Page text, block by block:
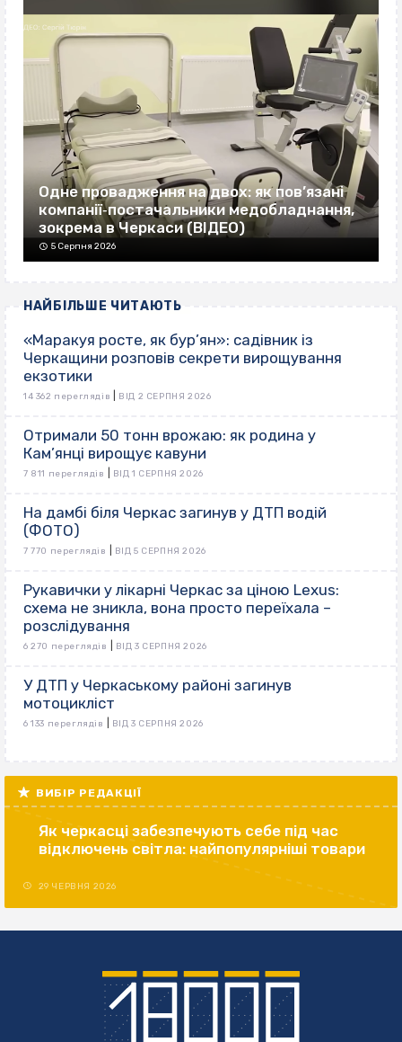
Одне провадження на двох: як пов’язані
компанії‐постачальники медобладнання,
зокрема в Черкаси (ВІДЕО)
5 Серпня 2026
НАЙБІЛЬШЕ ЧИТАЮТЬ
«Маракуя росте, як бур’ян»: садівник із
Черкащини розповів секрети вирощування
екзотики
14 362 переглядів ВІД 2 СЕРПНЯ 2026
Отримали 50 тонн врожаю: як родина у
Кам’янці вирощує кавуни
7 811 переглядів ВІД 1 СЕРПНЯ 2026
На дамбі біля Черкас загинув у ДТП водій
(ФОТО)
7 770 переглядів ВІД 5 СЕРПНЯ 2026
Рукавички у лікарні Черкас за ціною Lexus:
схема не зникла, вона просто переїхала –
розслідування
6 270 переглядів ВІД 3 СЕРПНЯ 2026
У ДТП у Черкаському районі загинув
мотоцикліст
6 133 переглядів ВІД 3 СЕРПНЯ 2026
ВИБІР РЕДАКЦІЇ
Як черкасці забезпечують себе під час
відключень світла: найпопулярніші товари
29 ЧЕРВНЯ 2026